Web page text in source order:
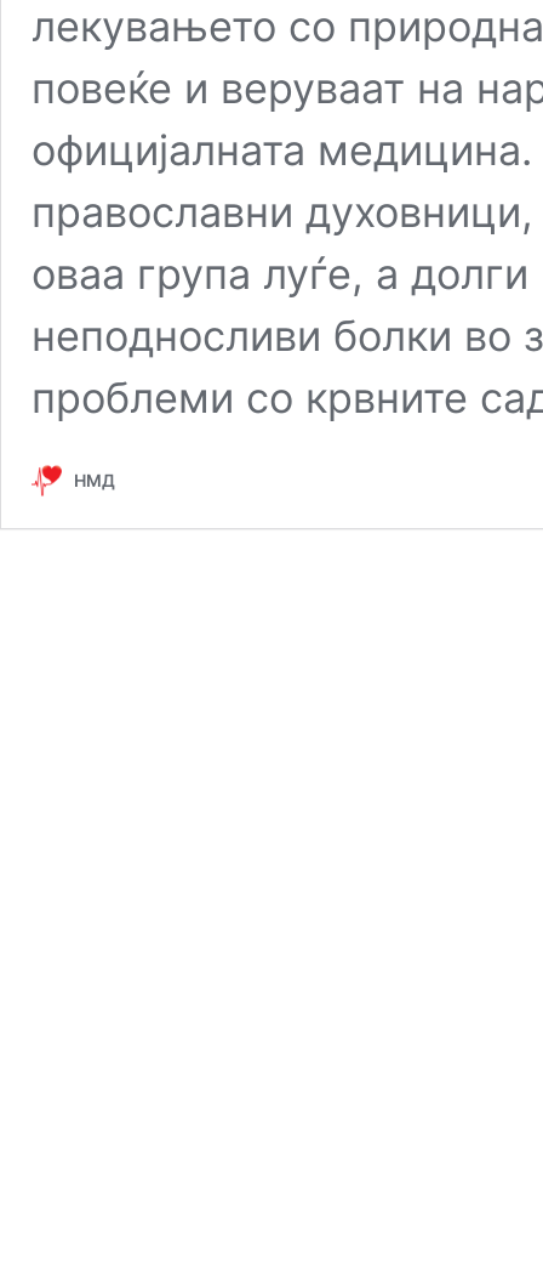
лекувањето со
повеќе и веруваат на
официјалната
православни
оваа група луѓе, а
неподносливи болки во
проблеми со крвните
НМД